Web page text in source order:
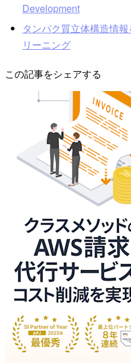
Development
タンパク質立体構造情
リーニング
この記事をシェアする